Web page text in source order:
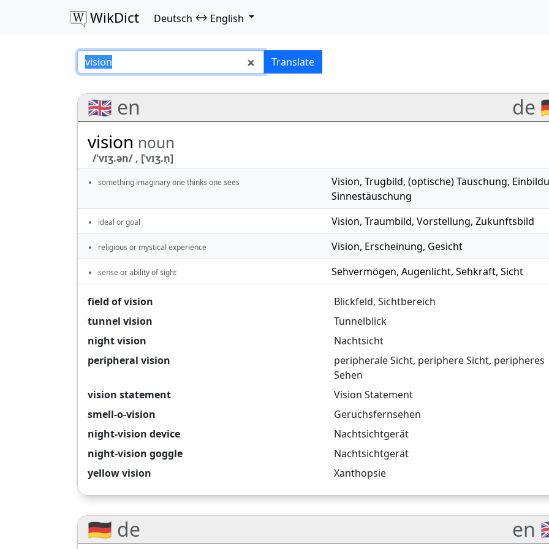
WikDict Deutsch ↔ English
vision – Deutsch–English translations
Translate
🇬🇧 en de
vision noun
/ˈvɪʒ.ən/ , [ˈvɪʒ.n̩]
something imaginary one thinks one sees Vision, Trugbild, (optische) Täuschung,
Sinnestäuschung
ideal or goal Vision, Traumbild, Vorstellung, Zukunftsbild
religious or mystical experience Vision, Erscheinung, Gesicht
sense or ability of sight Sehvermögen, Augenlicht, Sehkraft, Sicht
field of vision Blickfeld, Sichtbereich
tunnel vision
Tunnelblick
night vision
Nachtsicht
peripheral vision
peripherale Sicht, periphere Sicht, peripheres
Sehen
vision statement
Vision Statement
smell-o-vision
Geruchsfernsehen
night-vision device
Nachtsichtgerät
night-vision goggle
Nachtsichtgerät
yellow vision
Xanthopsie
🇩🇪 de en